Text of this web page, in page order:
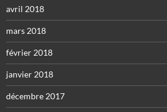
avril 2018
mars 2018
février 2018
janvier 2018
décembre 2017